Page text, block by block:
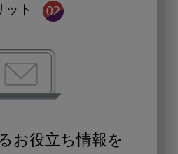
ット
お役立ち情報を